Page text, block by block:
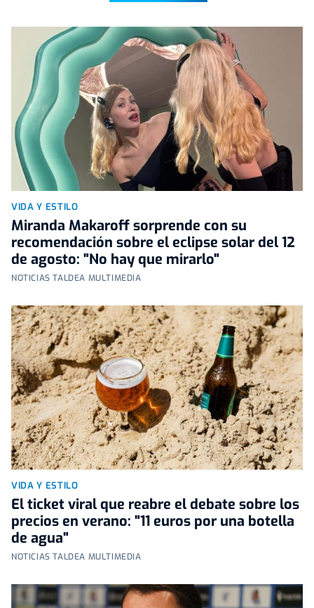
VIDA Y ESTILO
Miranda Makaroff sorprende con su
recomendación sobre el eclipse solar del 12
de agosto: "No hay que mirarlo"
NOTICIAS TALDEA MULTIMEDIA
VIDA Y ESTILO
El ticket viral que reabre el debate sobre los
precios en verano: "11 euros por una botella
de agua"
NOTICIAS TALDEA MULTIMEDIA